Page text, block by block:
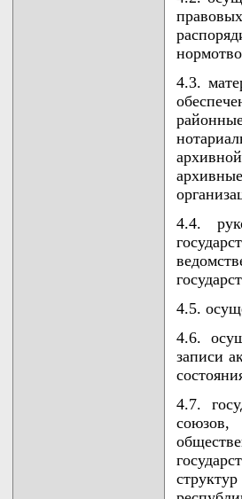
4.3.
4.4.
4.5.
4.6.
записи
4.7.